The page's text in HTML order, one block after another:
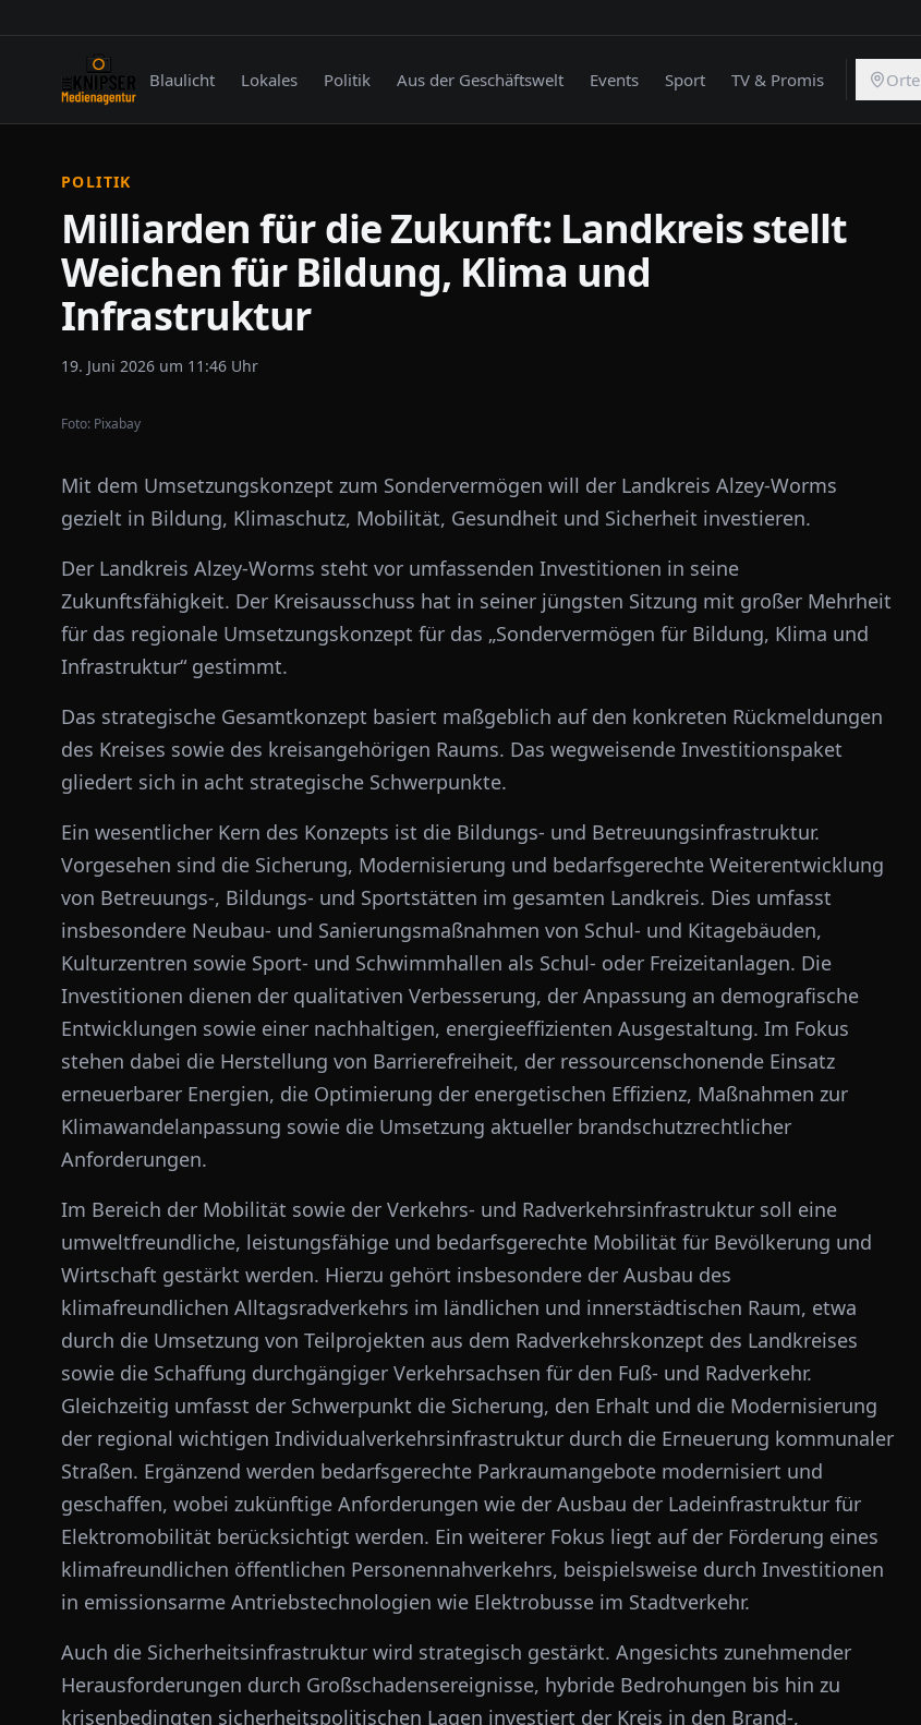
Blaulicht Lokales Politik Aus der Geschäftswelt Events Sport TV & Promis Orte
POLITIK
Milliarden für die Zukunft: Landkreis stellt
Weichen für Bildung, Klima und
Infrastruktur
19. Juni 2026 um 11:46 Uhr
Foto: Pixabay
Mit dem Umsetzungskonzept zum Sondervermögen will der Landkreis Alzey-Worms
gezielt in Bildung, Klimaschutz, Mobilität, Gesundheit und Sicherheit investieren.
Der Landkreis Alzey-Worms steht vor umfassenden Investitionen in seine
Zukunftsfähigkeit. Der Kreisausschuss hat in seiner jüngsten Sitzung mit großer Mehrheit
für das regionale Umsetzungskonzept für das „Sondervermögen für Bildung, Klima und
Infrastruktur“ gestimmt.
Das strategische Gesamtkonzept basiert maßgeblich auf den konkreten Rückmeldungen
des Kreises sowie des kreisangehörigen Raums. Das wegweisende Investitionspaket
gliedert sich in acht strategische Schwerpunkte.
Ein wesentlicher Kern des Konzepts ist die Bildungs- und Betreuungsinfrastruktur.
Vorgesehen sind die Sicherung, Modernisierung und bedarfsgerechte Weiterentwicklung
von Betreuungs-, Bildungs- und Sportstätten im gesamten Landkreis. Dies umfasst
insbesondere Neubau- und Sanierungsmaßnahmen von Schul- und Kitagebäuden,
Kulturzentren sowie Sport- und Schwimmhallen als Schul- oder Freizeitanlagen. Die
Investitionen dienen der qualitativen Verbesserung, der Anpassung an demografische
Entwicklungen sowie einer nachhaltigen, energieeffizienten Ausgestaltung. Im Fokus
stehen dabei die Herstellung von Barrierefreiheit, der ressourcenschonende Einsatz
erneuerbarer Energien, die Optimierung der energetischen Effizienz, Maßnahmen zur
Klimawandelanpassung sowie die Umsetzung aktueller brandschutzrechtlicher
Anforderungen.
Im Bereich der Mobilität sowie der Verkehrs- und Radverkehrsinfrastruktur soll eine
umweltfreundliche, leistungsfähige und bedarfsgerechte Mobilität für Bevölkerung und
Wirtschaft gestärkt werden. Hierzu gehört insbesondere der Ausbau des
klimafreundlichen Alltagsradverkehrs im ländlichen und innerstädtischen Raum, etwa
durch die Umsetzung von Teilprojekten aus dem Radverkehrskonzept des Landkreises
sowie die Schaffung durchgängiger Verkehrsachsen für den Fuß- und Radverkehr.
Gleichzeitig umfasst der Schwerpunkt die Sicherung, den Erhalt und die Modernisierung
der regional wichtigen Individualverkehrsinfrastruktur durch die Erneuerung kommunaler
Straßen. Ergänzend werden bedarfsgerechte Parkraumangebote modernisiert und
geschaffen, wobei zukünftige Anforderungen wie der Ausbau der Ladeinfrastruktur für
Elektromobilität berücksichtigt werden. Ein weiterer Fokus liegt auf der Förderung eines
klimafreundlichen öffentlichen Personennahverkehrs, beispielsweise durch Investitionen
in emissionsarme Antriebstechnologien wie Elektrobusse im Stadtverkehr.
Auch die Sicherheitsinfrastruktur wird strategisch gestärkt. Angesichts zunehmender
Herausforderungen durch Großschadensereignisse, hybride Bedrohungen bis hin zu
krisenbedingten sicherheitspolitischen Lagen investiert der Kreis in den Brand-,